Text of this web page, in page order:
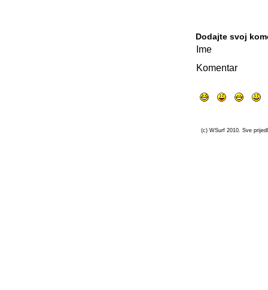
Dodajte svoj
Ime
Komentar
(c) WSurf 2010. Sve